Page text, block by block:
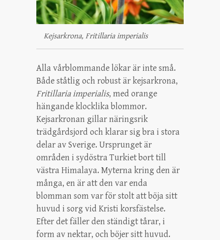
Kejsarkrona, Fritillaria imperialis
Alla vårblommande lökar är inte små.
Både ståtlig och robust är kejsarkrona,
Fritillaria imperialis, med orange
hängande klocklika blommor.
Kejsarkronan gillar näringsrik
trädgårdsjord och klarar sig bra i stora
delar av Sverige. Ursprunget är
områden i sydöstra Turkiet bort till
västra Himalaya. Myterna kring den är
många, en är att den var enda
blomman som var för stolt att böja sitt
huvud i sorg vid Kristi korsfästelse.
Efter det fäller den ständigt tårar, i
form av nektar, och böjer sitt huvud.